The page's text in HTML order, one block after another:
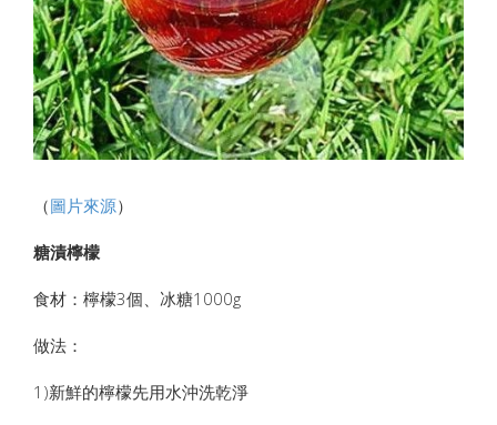
（圖片來源）
糖漬檸檬
食材：檸檬3個、冰糖1000g
做法：
1)新鮮的檸檬先用水沖洗乾淨